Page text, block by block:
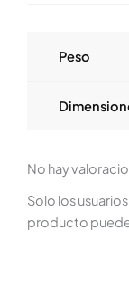
Peso
No hay
Solo los
producto